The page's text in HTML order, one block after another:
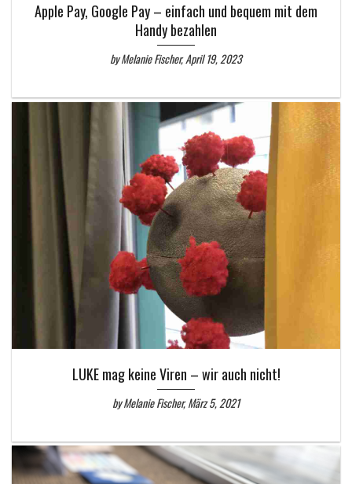
Apple Pay, Google Pay – einfach und bequem mit dem
Handy bezahlen
by Melanie Fischer, April 19, 2023
LUKE mag keine Viren – wir auch nicht!
by Melanie Fischer, März 5, 2021